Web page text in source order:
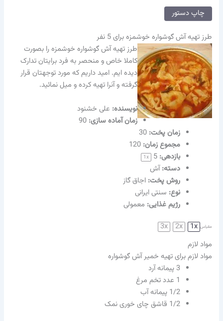
چاپ دستور
طرز تهیه آش گوشواره خوشمزه برای 5 نفر
طرز تهیه آش گوشواره خوشمزه را بصورت
کاملا خاص و منحصر به فرد برایتان تدارک
دیده ایم. امید داریم که مورد توجهتان قرار
گرفته و آنرا تهیه کرده و میل نمائید.
نویسنده‌: علی خشنود
زمان آماده سازی: 90
زمان پخت: 30
مجموع زمان: 120
بازدهی: 5
1x
دسته: آش
روش پخت: اجاق گاز
نوع: سنتی ایرانی
رژیم غذایی: معمولی
مقیاس 1x
2x
3x
مواد لازم
مواد لازم برای تهیه خمیر آش گوشواره
3 پیمانه آرد
1 عدد تخم مرغ
1/2 پیمانه آب
1/2 قاشق چای خوری نمک